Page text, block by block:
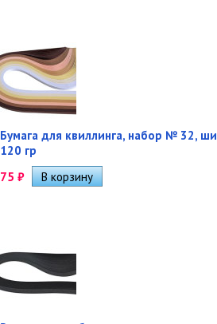
Бумага для квиллинга, набор № 32,
120 гр
75 ₽